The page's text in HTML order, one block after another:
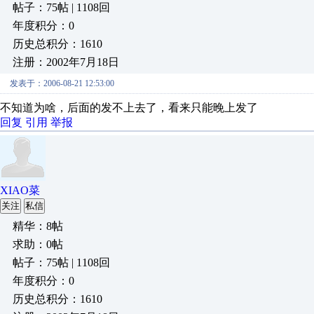
帖子：75帖 | 1108回
年度积分：0
历史总积分：1610
注册：2002年7月18日
发表于：2006-08-21 12:53:00
不知道为啥，后面的发不上去了，看来只能晚上发了
回复 引用 举报
XIAO菜
关注 私信
精华：8帖
求助：0帖
帖子：75帖 | 1108回
年度积分：0
历史总积分：1610